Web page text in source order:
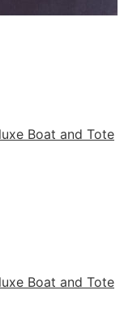
Boat and Tote
Boat and Tote